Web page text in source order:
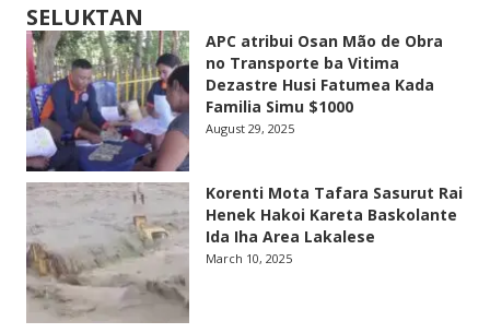
SELUKTAN
APC atribui Osan Mão de Obra
no Transporte ba Vitima
Dezastre Husi Fatumea Kada
Familia Simu $1000
August 29, 2025
Korenti Mota Tafara Sasurut Rai
Henek Hakoi Kareta Baskolante
Ida Iha Area Lakalese
March 10, 2025